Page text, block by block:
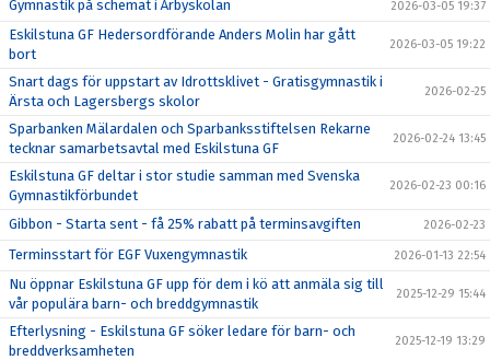
Gymnastik på schemat i Årbyskolan 2026-03-05 19:37
Eskilstuna GF Hedersordförande Anders Molin har gått
bort
2026-03-05 19:22
Snart dags för uppstart av Idrottsklivet - Gratisgymnastik i
Ärsta och Lagersbergs skolor
2026-02-25
Sparbanken Mälardalen och Sparbanksstiftelsen Rekarne
tecknar samarbetsavtal med Eskilstuna GF
2026-02-24 13:45
Eskilstuna GF deltar i stor studie samman med Svenska
Gymnastikförbundet
2026-02-23 00:16
Gibbon - Starta sent - få 25% rabatt på terminsavgiften 2026-02-23
Terminsstart för EGF Vuxengymnastik 2026-01-13 22:54
Nu öppnar Eskilstuna GF upp för dem i kö att anmäla sig till
vår populära barn- och breddgymnastik
2025-12-29 15:44
Efterlysning - Eskilstuna GF söker ledare för barn- och
breddverksamheten
2025-12-19 13:29